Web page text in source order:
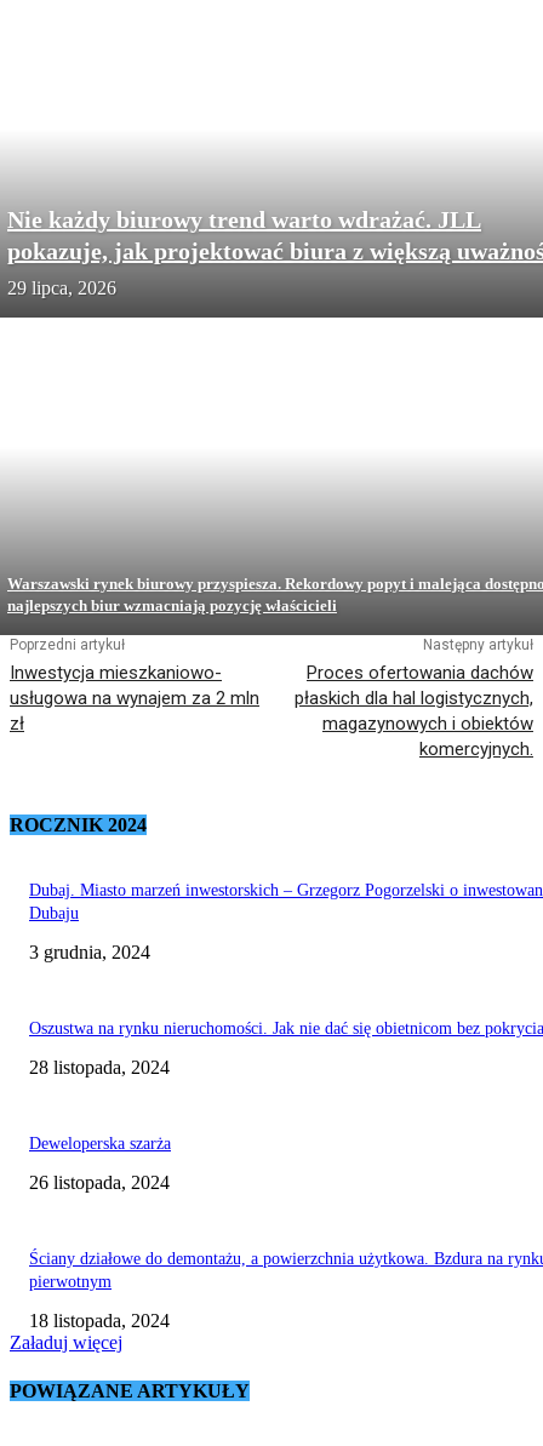
Nie każdy biurowy trend warto wdrażać. JLL
pokazuje, jak projektować biura z większą
29 lipca, 2026
Warszawski rynek biurowy przyspiesza. Rekordowy popyt i malejąca
najlepszych biur wzmacniają pozycję właścicieli
Poprzedni artykuł
Inwestycja mieszkaniowo-
usługowa na wynajem za 2 mln
zł
Następny artykuł
Proces ofertowania dachów
płaskich dla hal logistycznych,
magazynowych i obiektów
komercyjnych.
ROCZNIK 2024
Dubaj. Miasto marzeń inwestorskich – Grzegorz Pogorzelski o
Dubaju
3 grudnia, 2024
Oszustwa na rynku nieruchomości. Jak nie dać się obietnicom bez
28 listopada, 2024
Deweloperska szarża
26 listopada, 2024
Ściany działowe do demontażu, a powierzchnia użytkowa. Bzdura na
pierwotnym
18 listopada, 2024
Załaduj więcej
POWIĄZANE ARTYKUŁY